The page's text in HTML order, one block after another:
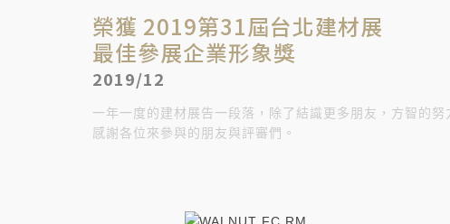
榮獲 2019第31屆台北建材展
最佳參展企業形象獎​
2019/12
一年一度的建材展告一段落，除了結識更多朋友，方智的
感謝各位來參與的朋友與評審們。